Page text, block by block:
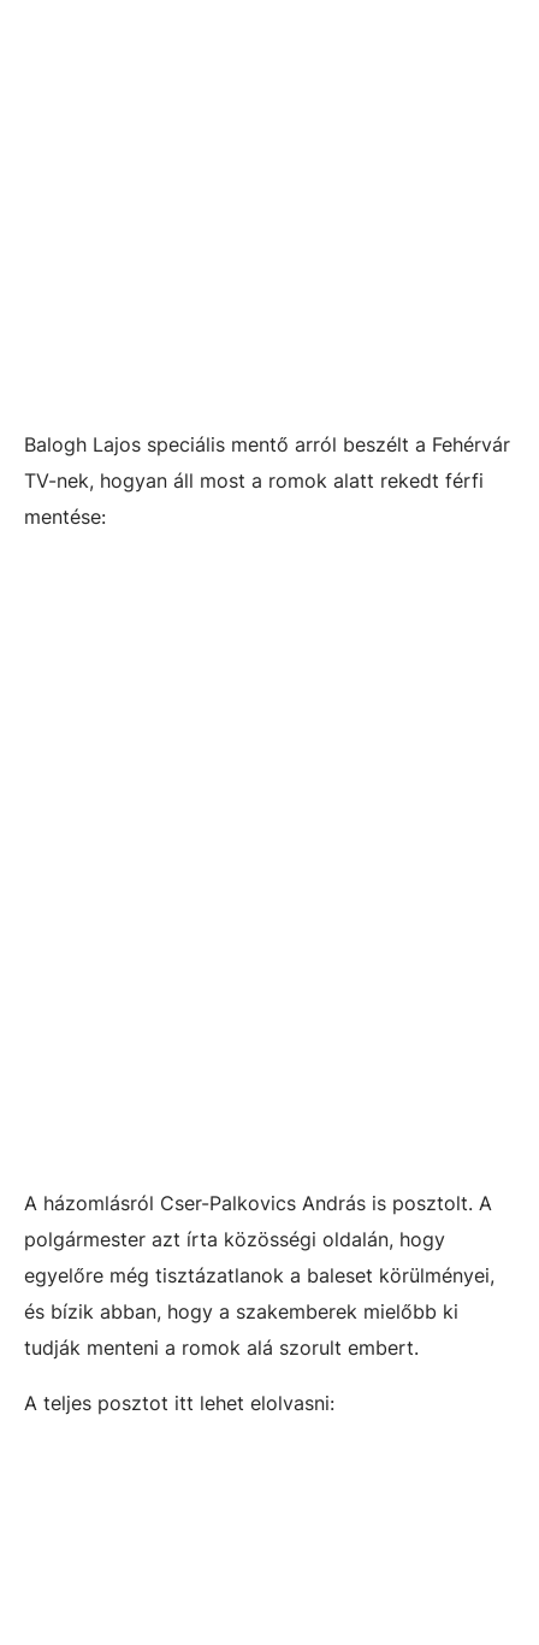
Balogh Lajos speciális mentő arról beszélt a Fehérvár
TV-nek, hogyan áll most a romok alatt rekedt férfi
mentése:
A házomlásról Cser-Palkovics András is posztolt. A
polgármester azt írta közösségi oldalán, hogy
egyelőre még tisztázatlanok a baleset körülményei,
és bízik abban, hogy a szakemberek mielőbb ki
tudják menteni a romok alá szorult embert.
A teljes posztot itt lehet elolvasni: